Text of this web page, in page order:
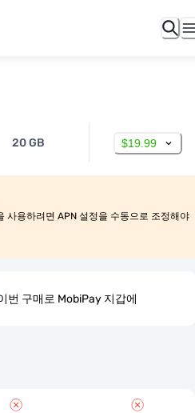
20 GB $19.99
사용하려면 APN 설정을 수동으로 조정해야
번 구매로 MobiPay 지갑에